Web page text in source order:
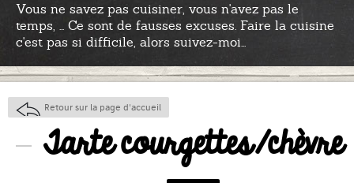
Vous ne savez pas cuisiner, vous n'avez pas le
temps, ... Ce sont de fausses excuses. Faire la cuisine
c'est pas si difficile, alors suivez-moi...
Retour sur la page d'accueil
Tarte courgettes/chèvre